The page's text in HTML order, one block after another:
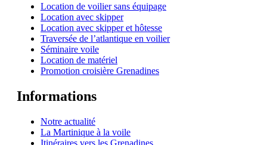
Location de voilier sans équipage
Location avec skipper
Location avec skipper et hôtesse
Traversée de l’atlantique en voilier
Séminaire voile
Location de matériel
Promotion croisière Grenadines
Informations
Notre actualité
La Martinique à la voile
Itinéraires vers les Grenadines